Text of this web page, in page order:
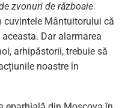
zvonuri de războaie
cuvintele Mântuitorului că
Dar alarmarea
arhipăstorii, trebuie să
noastre în